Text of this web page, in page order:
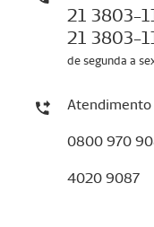
21 3803-
21 3803-
de segunda a
Atendimento
0800 970
4020 9087